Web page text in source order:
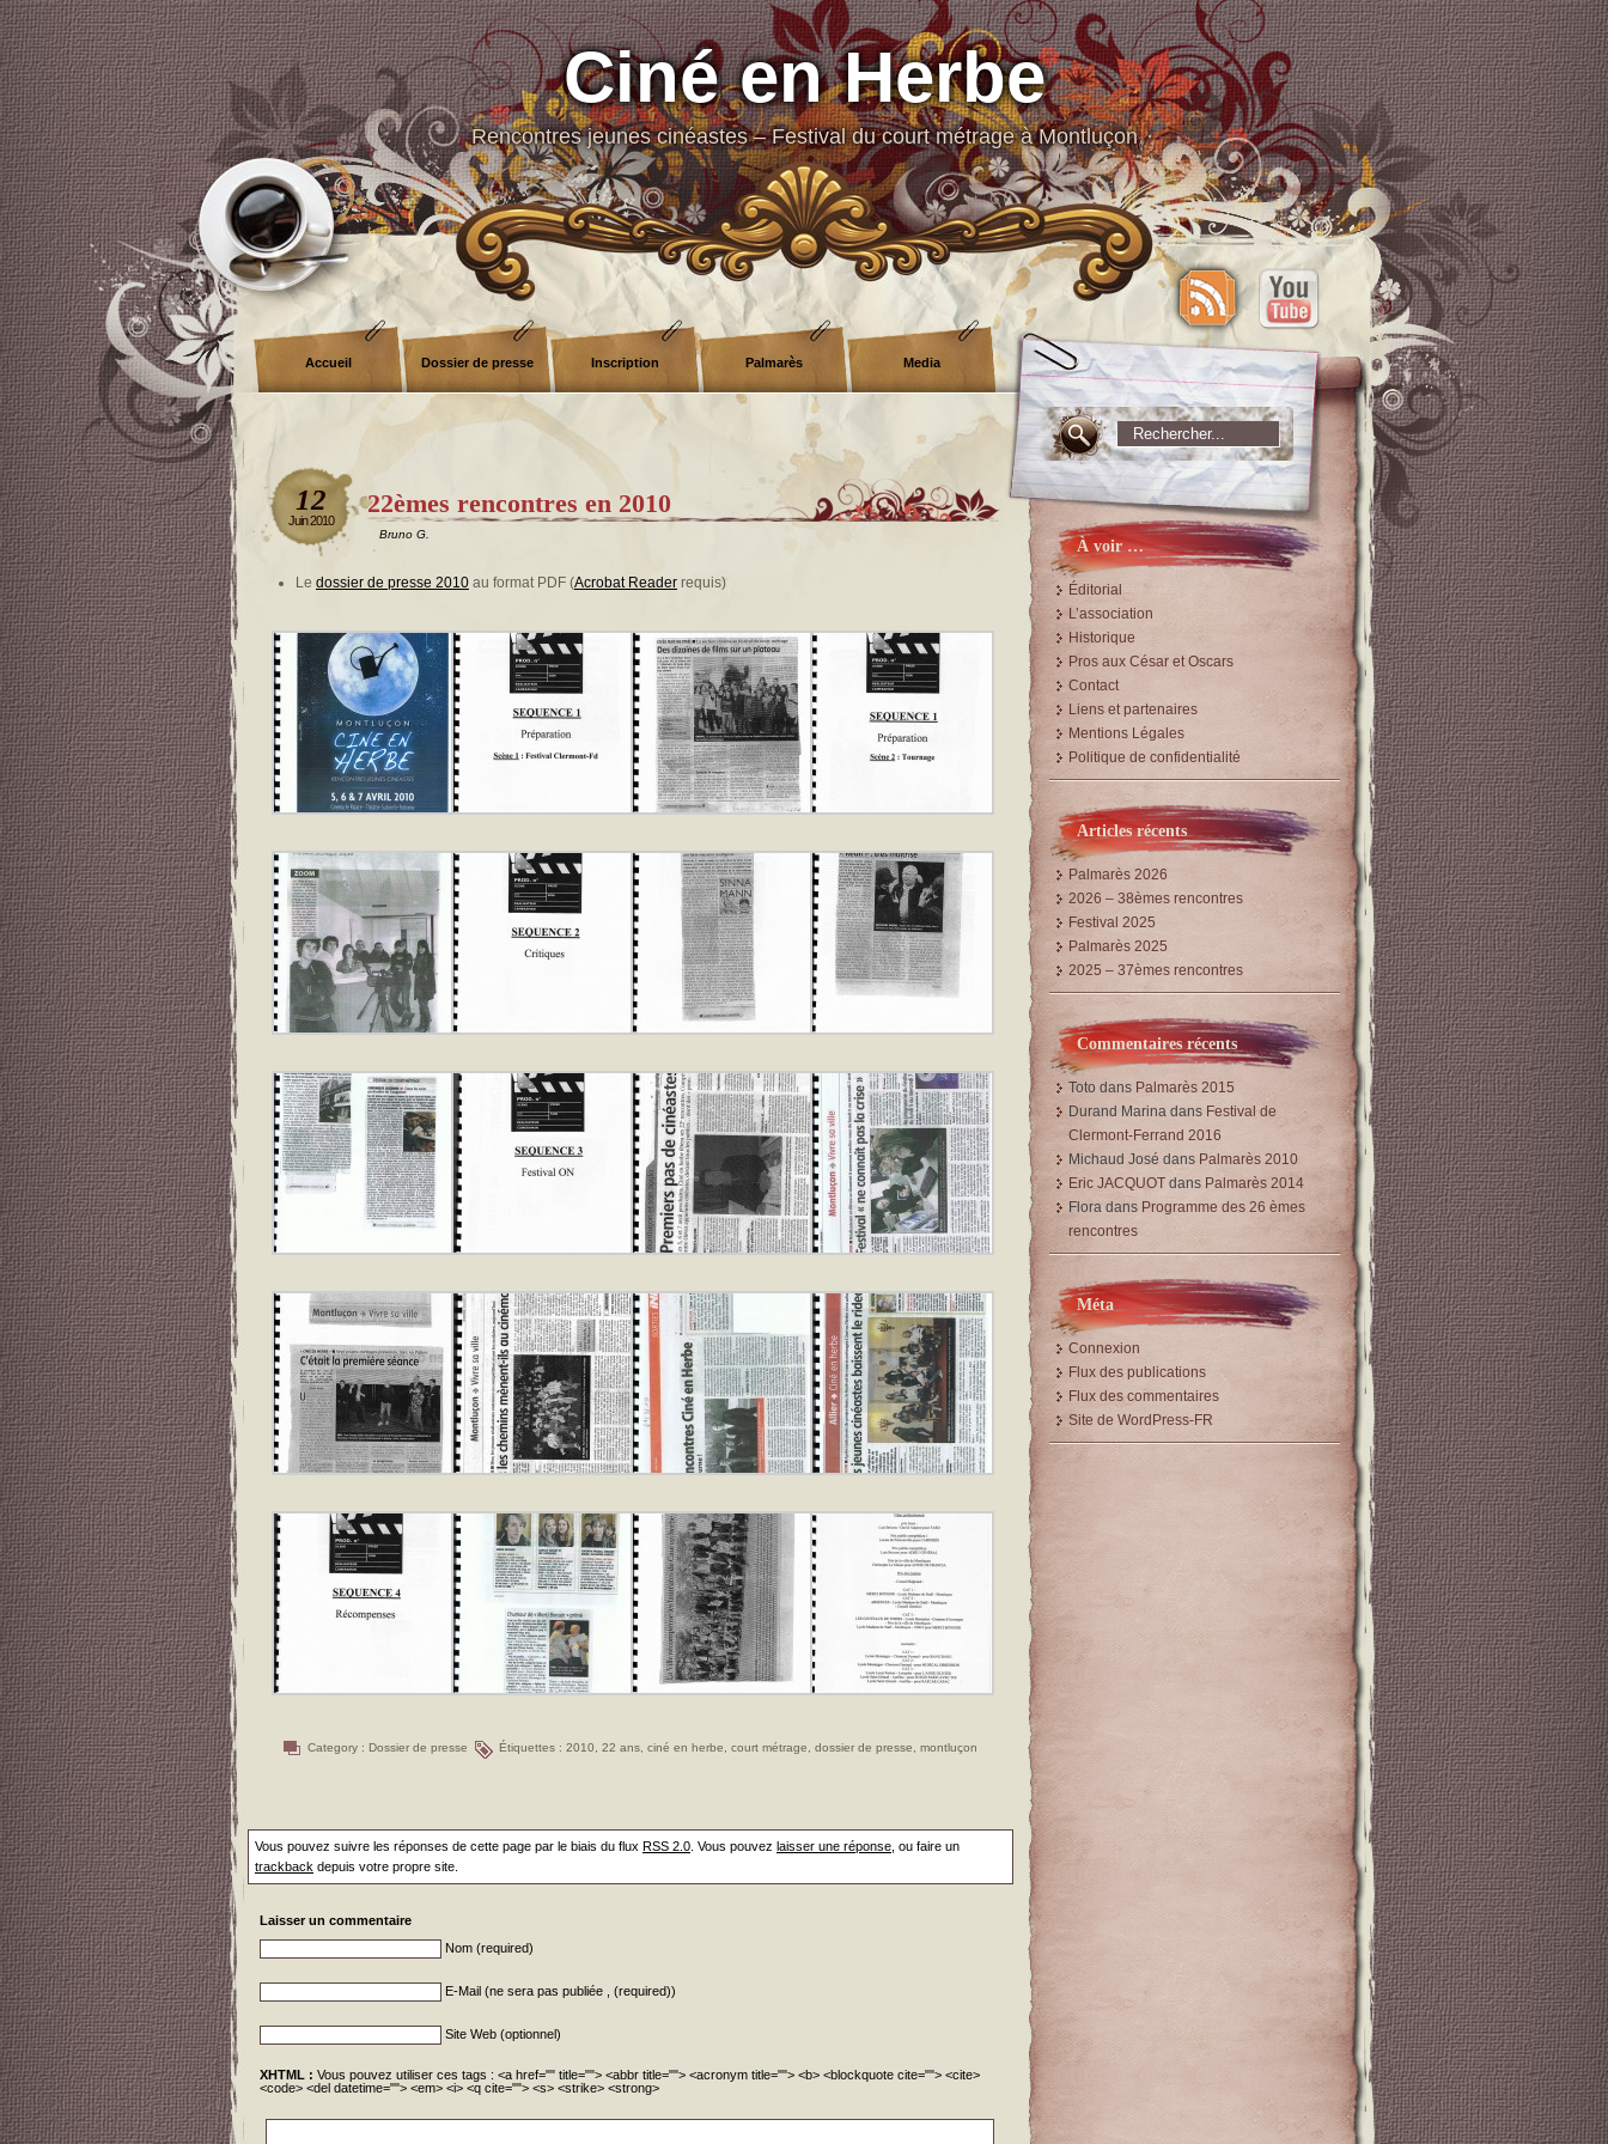
Ciné en Herbe
Rencontres jeunes cinéastes – Festival du court métrage à Montluçon
Accueil Dossier de presse Inscription Palmarès Media
12
Juin 2010
22èmes rencontres en 2010
Bruno G.
Le dossier de presse 2010 au format PDF (Acrobat Reader requis)
Category : Dossier de presse Étiquettes : 2010 22 ans ciné en herbe court métrage dossier de presse montluçon
Vous pouvez suivre les réponses de cette page par le biais du flux RSS 2.0 . Vous pouvez laisser une réponse , ou faire un
trackback depuis votre propre site.
Laisser un commentaire
Nom (required)
E-Mail (ne sera pas publiée , (required))
Site Web (optionnel)
XHTML : Vous pouvez utiliser ces tags : <a href="" title=""> <abbr title=""> <acronym title=""> <b> <blockquote cite=""> <cite>
<code> <del datetime=""> <em> <i> <q cite=""> <s> <strike> <strong>
À voir …
Éditorial
L’association
Historique
Pros aux César et Oscars
Contact
Liens et partenaires
Mentions Légales
Politique de confidentialité
Articles récents
Palmarès 2026
2026 – 38èmes rencontres
Festival 2025
Palmarès 2025
2025 – 37èmes rencontres
Commentaires récents
Toto dans Palmarès 2015
Durand Marina dans Festival de
Clermont-Ferrand 2016
Michaud José dans Palmarès 2010
Eric JACQUOT dans Palmarès 2014
Flora dans Programme des 26 èmes
rencontres
Méta
Connexion
Flux des publications
Flux des commentaires
Site de WordPress-FR